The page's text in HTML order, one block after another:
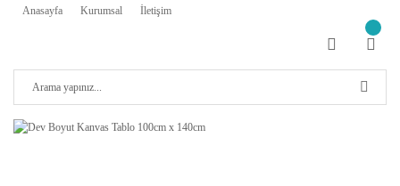
Anasayfa Kurumsal İletişim